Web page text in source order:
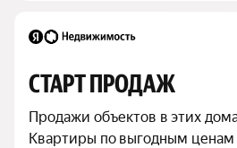
СТАРТ ПРОДАЖ
Продажи объектов в этих
Квартиры по выгодным ценам